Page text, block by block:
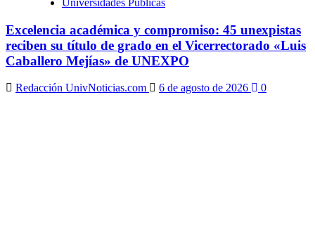
Universidades Públicas
Excelencia académica y compromiso: 45 unexpistas
reciben su título de grado en el Vicerrectorado «Luis
Caballero Mejías» de UNEXPO
Redacción UnivNoticias.com 6 de agosto de 2026 0